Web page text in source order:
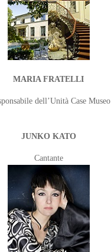
MARIA FRATELLI
dell’Unità Case Museo
JUNKO KATO
Cantante